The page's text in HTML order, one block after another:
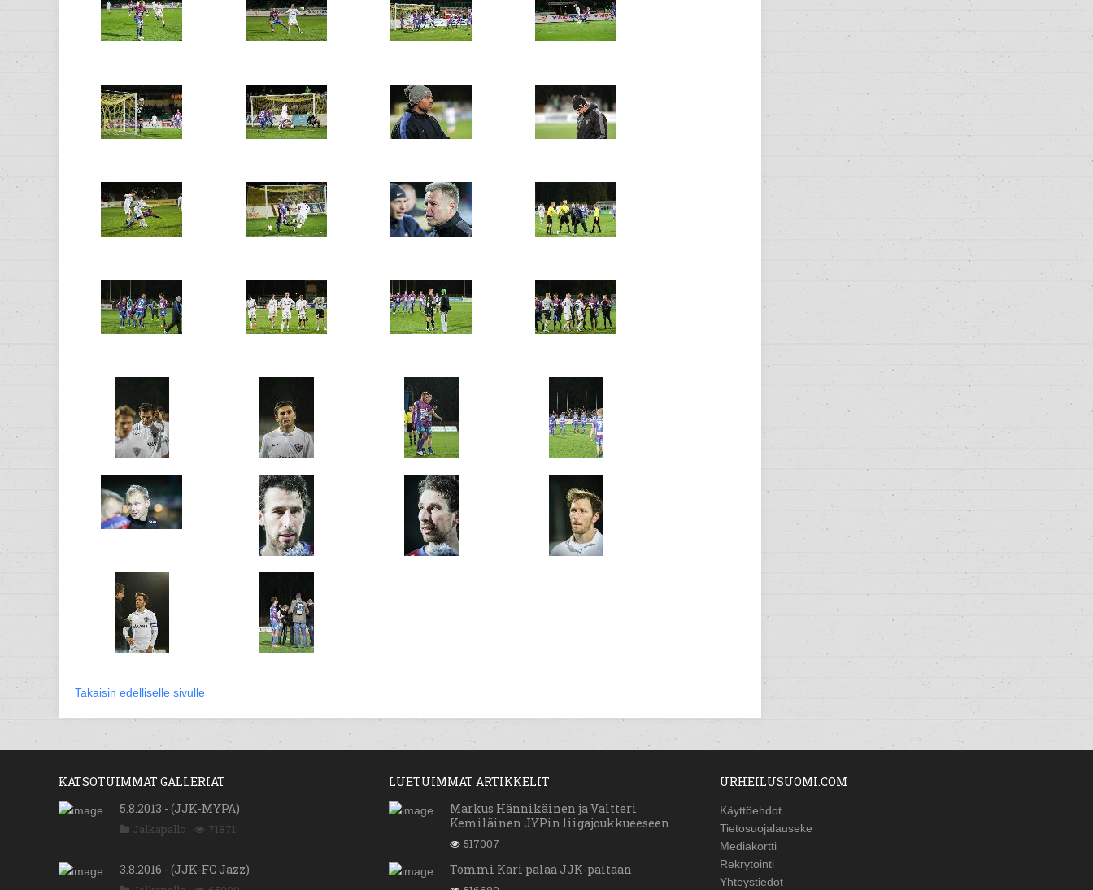
Takaisin edelliselle sivulle
KATSOTUIMMAT GALLERIAT
5.8.2013 - (JJK-MYPA)
Jalkapallo 71871
3.8.2016 - (JJK-FC Jazz)
LUETUIMMAT ARTIKKELIT
Markus Hännikäinen ja Valtteri
Kemiläinen JYPin liigajoukkueeseen
517007
Tommi Kari palaa JJK-paitaan
URHEILUSUOMI.COM
Käyttöehdot
Tietosuojalauseke
Mediakortti
Rekrytointi
Yhteystiedot